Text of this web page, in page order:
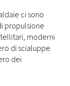
ci sono
propulsione
moderni
di scialuppe
dei